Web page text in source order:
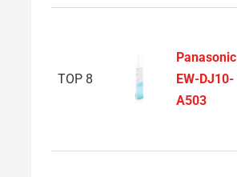
TOP 8
Panasonic
EW-DJ10-
A503